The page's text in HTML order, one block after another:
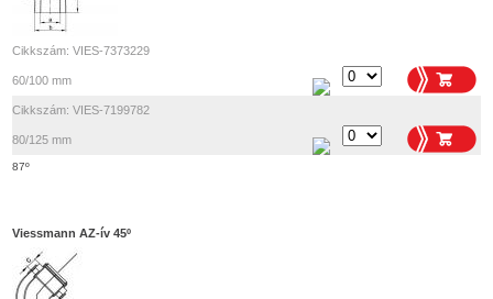
Cikkszám: VIES-7373229
60/100 mm
Cikkszám: VIES-7199782
80/125 mm
87º
Viessmann AZ-ív 45º